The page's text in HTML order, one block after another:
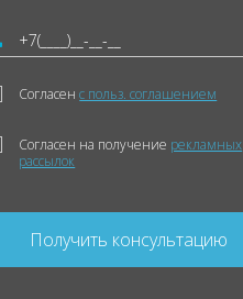
Согласенс польз. соглашением
Согласен на получение рекламных
рассылок
Получить консультацию